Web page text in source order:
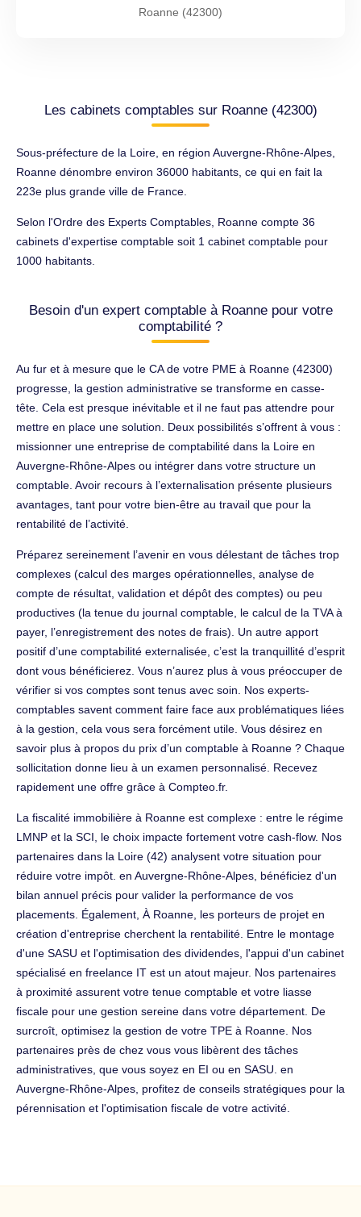
Roanne (42300)
Les cabinets comptables sur Roanne (42300)
Sous-préfecture de la Loire, en région Auvergne-Rhône-Alpes,
Roanne dénombre environ 36000 habitants, ce qui en fait la
223e plus grande ville de France.
Selon l'Ordre des Experts Comptables, Roanne compte 36
cabinets d'expertise comptable soit 1 cabinet comptable pour
1000 habitants.
Besoin d'un expert comptable à Roanne pour votre
comptabilité ?
Au fur et à mesure que le CA de votre PME à Roanne (42300)
progresse, la gestion administrative se transforme en casse-
tête. Cela est presque inévitable et il ne faut pas attendre pour
mettre en place une solution. Deux possibilités s’offrent à vous :
missionner une entreprise de comptabilité dans la Loire en
Auvergne-Rhône-Alpes ou intégrer dans votre structure un
comptable. Avoir recours à l’externalisation présente plusieurs
avantages, tant pour votre bien-être au travail que pour la
rentabilité de l’activité.
Préparez sereinement l’avenir en vous délestant de tâches trop
complexes (calcul des marges opérationnelles, analyse de
compte de résultat, validation et dépôt des comptes) ou peu
productives (la tenue du journal comptable, le calcul de la TVA à
payer, l’enregistrement des notes de frais). Un autre apport
positif d’une comptabilité externalisée, c’est la tranquillité d’esprit
dont vous bénéficierez. Vous n’aurez plus à vous préoccuper de
vérifier si vos comptes sont tenus avec soin. Nos experts-
comptables savent comment faire face aux problématiques liées
à la gestion, cela vous sera forcément utile. Vous désirez en
savoir plus à propos du prix d’un comptable à Roanne ? Chaque
sollicitation donne lieu à un examen personnalisé. Recevez
rapidement une offre grâce à Compteo.fr.
La fiscalité immobilière à Roanne est complexe : entre le régime
LMNP et la SCI, le choix impacte fortement votre cash-flow. Nos
partenaires dans la Loire (42) analysent votre situation pour
réduire votre impôt. en Auvergne-Rhône-Alpes, bénéficiez d'un
bilan annuel précis pour valider la performance de vos
placements. Également, À Roanne, les porteurs de projet en
création d'entreprise cherchent la rentabilité. Entre le montage
d'une SASU et l'optimisation des dividendes, l'appui d'un cabinet
spécialisé en freelance IT est un atout majeur. Nos partenaires
à proximité assurent votre tenue comptable et votre liasse
fiscale pour une gestion sereine dans votre département. De
surcroît, optimisez la gestion de votre TPE à Roanne. Nos
partenaires près de chez vous vous libèrent des tâches
administratives, que vous soyez en EI ou en SASU. en
Auvergne-Rhône-Alpes, profitez de conseils stratégiques pour la
pérennisation et l'optimisation fiscale de votre activité.